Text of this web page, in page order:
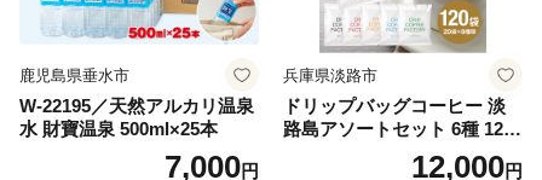
鹿児島県垂水市
W-22195／天然アルカリ温泉
水 財寶温泉 500ml×25本
7,000円
兵庫県淡路市
ドリップバッグコーヒー 淡
路島アソートセット 6種 120
袋 飲み比べ コーヒー
12,000円